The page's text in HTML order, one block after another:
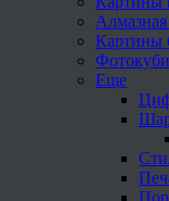
Картины
Еще